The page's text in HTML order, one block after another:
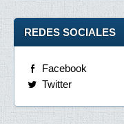
REDES SOCIALES
Facebook
Twitter